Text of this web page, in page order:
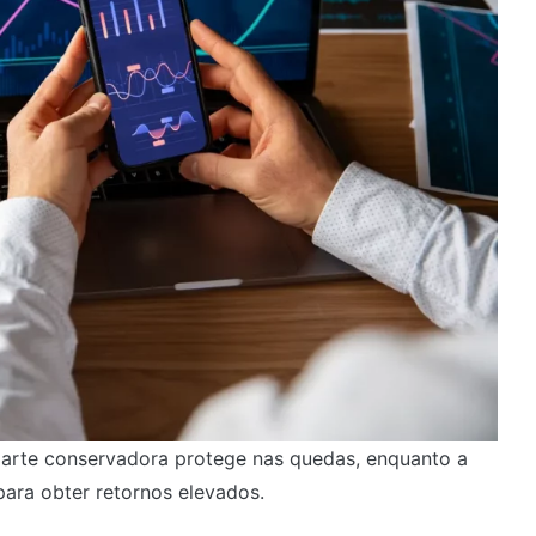
conservadora protege nas quedas, enquanto a
obter retornos elevados.